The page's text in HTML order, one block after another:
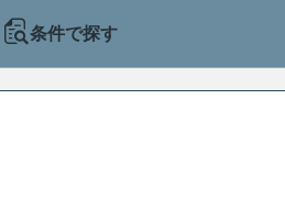
条件で探す